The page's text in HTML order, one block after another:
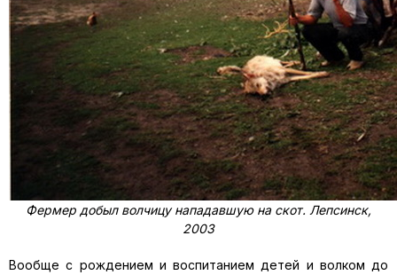
Фермер добыл волчицу нападавшую на скот. Лепсинск,
2003
Вообще с рождением и воспитанием детей и волком до